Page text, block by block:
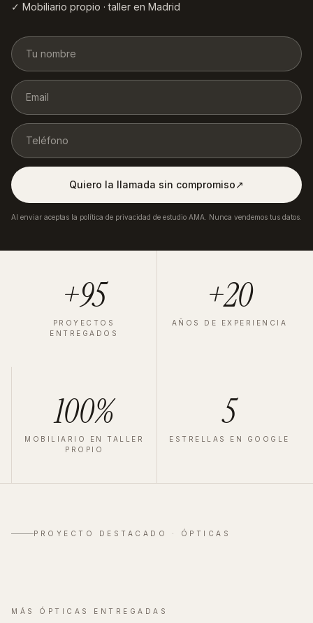
✓ Mobiliario propio · taller en Madrid
Quiero la llamada sin compromiso↗︎
Al enviar aceptas la política de privacidad de estudio AMA. Nunca vendemos tus datos.
+95
PROYECTOS
ENTREGADOS
+20
AÑOS DE EXPERIENCIA
100%
MOBILIARIO EN TALLER
PROPIO
5
ESTRELLAS EN GOOGLE
PROYECTO DESTACADO · ÓPTICAS
Zeiss Valladolid
MÁS ÓPTICAS ENTREGADAS